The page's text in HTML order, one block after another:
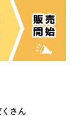
さん